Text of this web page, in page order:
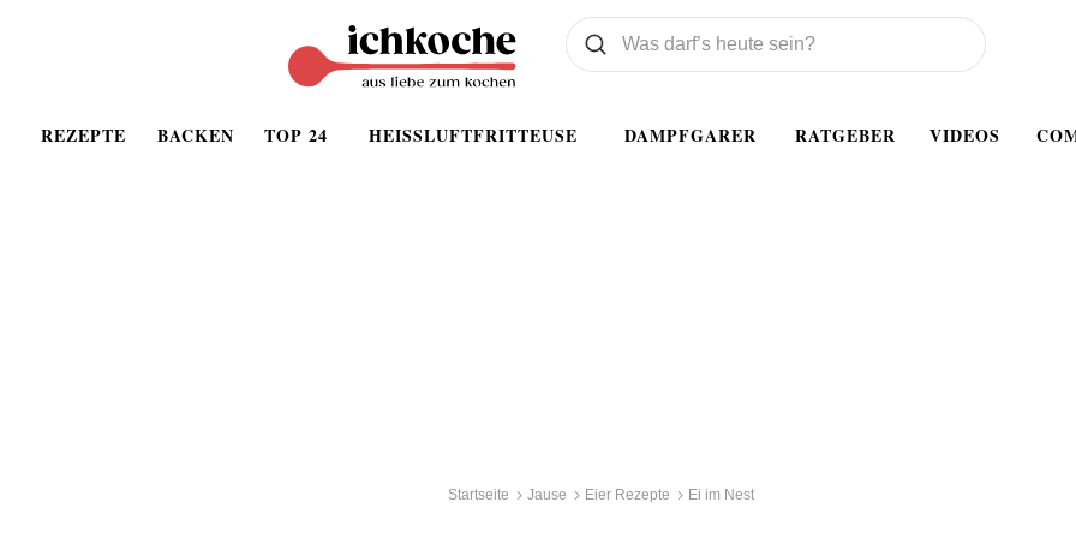
REZEPTE BACKEN TOP 24 HEISSLUFTFRITTEUSE DAMPFGARER RATGEBER VIDEOS
Was wollen Sie suchen
Suchen
Startseite Jause Eier Rezepte Ei im Nest